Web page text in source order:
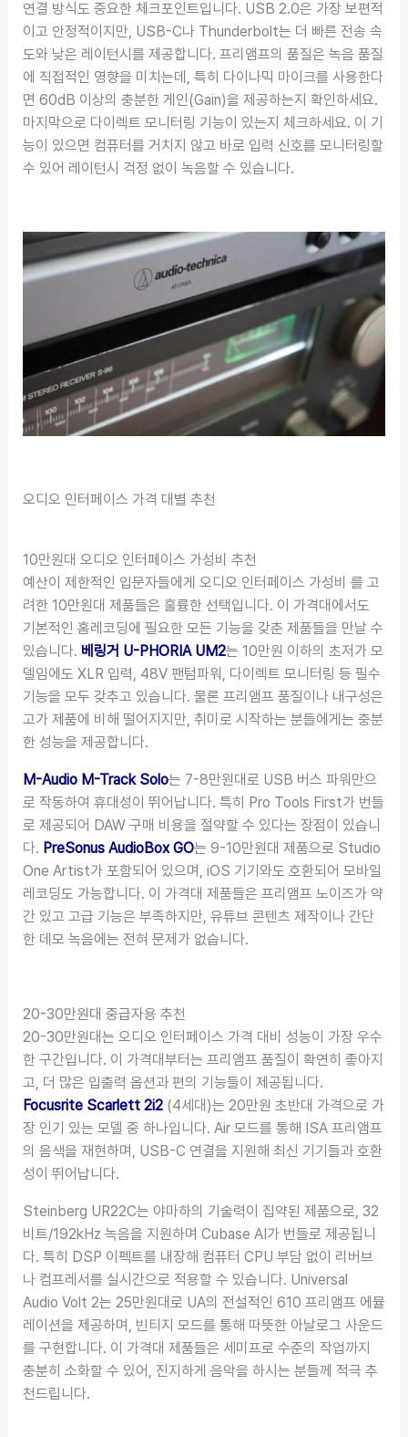
연결 방식도 중요한 체크포인트입니다. USB 2.0은 가장 보편적
이고 안정적이지만, USB-C나 Thunderbolt는 더 빠른 전송 속
도와 낮은 레이턴시를 제공합니다. 프리앰프의 품질은 녹음 품질
에 직접적인 영향을 미치는데, 특히 다이나믹 마이크를 사용한다
면 60dB 이상의 충분한 게인(Gain)을 제공하는지 확인하세요.
마지막으로 다이렉트 모니터링 기능이 있는지 체크하세요. 이 기
능이 있으면 컴퓨터를 거치지 않고 바로 입력 신호를 모니터링할
수 있어 레이턴시 걱정 없이 녹음할 수 있습니다.
오디오 인터페이스 가격 대별 추천
10만원대 오디오 인터페이스 가성비 추천
예산이 제한적인 입문자들에게 오디오 인터페이스 가성비 를 고
려한 10만원대 제품들은 훌륭한 선택입니다. 이 가격대에서도
기본적인 홈레코딩에 필요한 모든 기능을 갖춘 제품들을 만날 수
있습니다. 베링거 U-PHORIA UM2는 10만원 이하의 초저가 모
델임에도 XLR 입력, 48V 팬텀파워, 다이렉트 모니터링 등 필수
기능을 모두 갖추고 있습니다. 물론 프리앰프 품질이나 내구성은
고가 제품에 비해 떨어지지만, 취미로 시작하는 분들에게는 충분
한 성능을 제공합니다.
M-Audio M-Track Solo는 7-8만원대로 USB 버스 파워만으
로 작동하여 휴대성이 뛰어납니다. 특히 Pro Tools First가 번들
로 제공되어 DAW 구매 비용을 절약할 수 있다는 장점이 있습니
다. PreSonus AudioBox GO는 9-10만원대 제품으로 Studio
One Artist가 포함되어 있으며, iOS 기기와도 호환되어 모바일
레코딩도 가능합니다. 이 가격대 제품들은 프리앰프 노이즈가 약
간 있고 고급 기능은 부족하지만, 유튜브 콘텐츠 제작이나 간단
한 데모 녹음에는 전혀 문제가 없습니다.
20-30만원대 중급자용 추천
20-30만원대는 오디오 인터페이스 가격 대비 성능이 가장 우수
한 구간입니다. 이 가격대부터는 프리앰프 품질이 확연히 좋아지
고, 더 많은 입출력 옵션과 편의 기능들이 제공됩니다.
Focusrite Scarlett 2i2(4세대)는 20만원 초반대 가격으로 가
장 인기 있는 모델 중 하나입니다. Air 모드를 통해 ISA 프리앰프
의 음색을 재현하며, USB-C 연결을 지원해 최신 기기들과 호환
성이 뛰어납니다.
Steinberg UR22C는 야마하의 기술력이 집약된 제품으로, 32
비트/192kHz 녹음을 지원하며 Cubase AI가 번들로 제공됩니
다. 특히 DSP 이펙트를 내장해 컴퓨터 CPU 부담 없이 리버브
나 컴프레서를 실시간으로 적용할 수 있습니다. Universal
Audio Volt 2는 25만원대로 UA의 전설적인 610 프리앰프 에뮬
레이션을 제공하며, 빈티지 모드를 통해 따뜻한 아날로그 사운드
를 구현합니다. 이 가격대 제품들은 세미프로 수준의 작업까지
충분히 소화할 수 있어, 진지하게 음악을 하시는 분들께 적극 추
천드립니다.